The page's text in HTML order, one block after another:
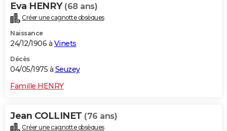
Eva HENRY (68 ans)
Créer une cagnotte obsèques
Naissance
24/12/1906 à Vinets
Décès
04/05/1975 à Seuzey
Famille HENRY
Jean COLLINET (76 ans)
Créer une cagnotte obsèques